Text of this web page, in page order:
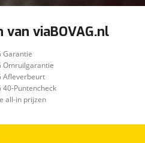
van viaBOVAG.nl
Garantie
Omruilgarantie
Afleverbeurt
40-Puntencheck
all-in prijzen